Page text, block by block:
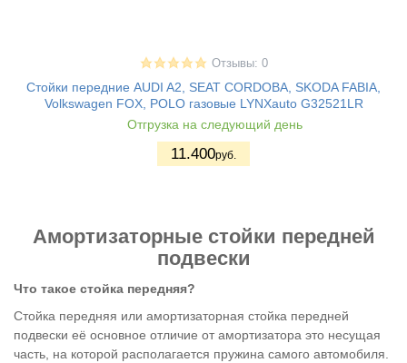
Отзывы: 0
Стойки передние AUDI A2, SEAT CORDOBA, SKODA FABIA,
Volkswagen FOX, POLO газовые LYNXauto G32521LR
Отгрузка на следующий день
11.400руб.
Амортизаторные стойки передней
подвески
Что такое стойка передняя?
Стойка передняя или амортизаторная стойка передней
подвески её основное отличие от амортизатора это несущая
часть, на которой располагается пружина самого автомобиля.